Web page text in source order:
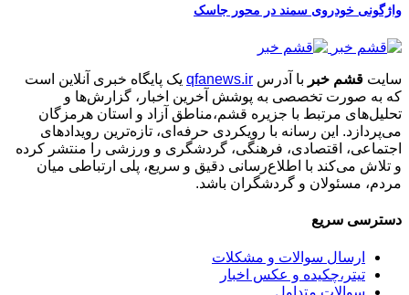
واژگونی خودروی سمند در محور جاسک
سایت قشم خبر با آدرس qfanews.ir یک پایگاه خبری آنلاین است
که به صورت تخصصی به پوشش آخرین اخبار، گزارش‌ها و
تحلیل‌های مرتبط با جزیره قشم،مناطق آزاد و استان هرمزگان
می‌پردازد. این رسانه با رویکردی حرفه‌ای، تازه‌ترین رویدادهای
اجتماعی، اقتصادی، فرهنگی، گردشگری و ورزشی را منتشر کرده
و تلاش می‌کند با اطلاع‌رسانی دقیق و سریع، پلی ارتباطی میان
مردم، مسئولان و گردشگران باشد.
دسترسی سریع
ارسال سوالات و مشکلات
تیتر،چکیده و عکس اخبار
سوالات متداول